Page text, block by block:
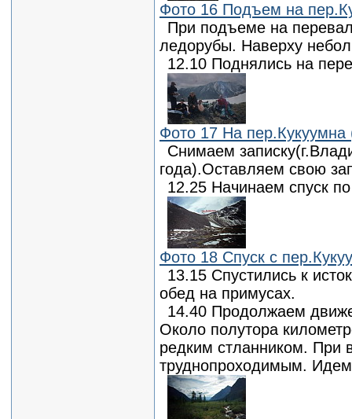
Фото 16 Подъем на
При подъеме на
ледорубы. Наверху
12.10 Поднялись на
Фото 17 На пер.Кукуумна
Снимаем
года).Оставляем свою
12.25 Начинаем спуск
Фото 18 Спуск с
13.15 Спустились к
обед на примусах.
14.40 Продолжаем
Около полутора
редким стланником. При
труднопроходимым.